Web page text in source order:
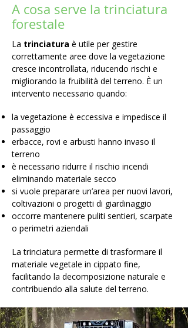
A cosa serve la trinciatura
forestale
La trinciatura è utile per gestire
correttamente aree dove la vegetazione
cresce incontrollata, riducendo rischi e
migliorando la fruibilità del terreno. È un
intervento necessario quando:
la vegetazione è eccessiva e impedisce il
passaggio
erbacce, rovi e arbusti hanno invaso il
terreno
è necessario ridurre il rischio incendi
eliminando materiale secco
si vuole preparare un’area per nuovi lavori,
coltivazioni o progetti di giardinaggio
occorre mantenere puliti sentieri, scarpate
o perimetri aziendali
La trinciatura permette di trasformare il
materiale vegetale in cippato fine,
facilitando la decomposizione naturale e
contribuendo alla salute del terreno.